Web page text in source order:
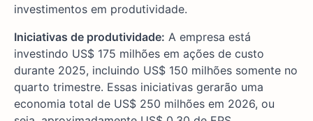
investimentos em produtividade.
Iniciativas de produtividade: A empresa está
investindo US$ 175 milhões em ações de custo
durante 2025, incluindo US$ 150 milhões somente no
quarto trimestre. Essas iniciativas gerarão uma
economia total de US$ 250 milhões em 2026, ou